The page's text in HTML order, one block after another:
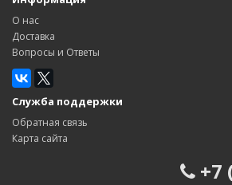
О нас
Доставка
Вопросы и Ответы
Служба поддержки
Обратная связь
Карта сайта
+7